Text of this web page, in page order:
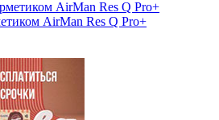
AirMan Res Q Pro+